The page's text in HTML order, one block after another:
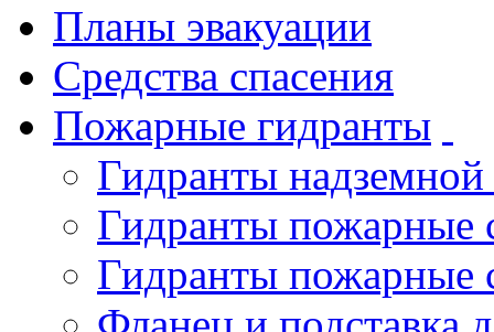
Планы эвакуации
Средства спасения
Пожарные гидранты
Гидранты
Гидранты пожарные
Гидранты пожарные